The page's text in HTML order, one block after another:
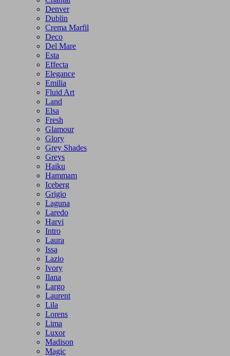
Denver
Dublin
Crema Marfil
Deco
Del Mare
Esta
Effecta
Elegance
Emilia
Fluid Art
Land
Elsa
Fresh
Glamour
Glory
Grey Shades
Greys
Haiku
Hammam
Iceberg
Grigio
Laguna
Laredo
Harvi
Intro
Laura
Issa
Lazio
Ivory
Ilana
Largo
Laurent
Lila
Lorens
Lima
Luxor
Madison
Magic